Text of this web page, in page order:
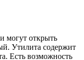
могут открыть
Утилита содержит
Есть возможность